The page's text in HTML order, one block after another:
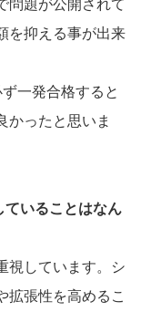
を抑える事が出来
一発合格すると
かったと思いま
いることはなん
視しています。シ
拡張性を高めるこ